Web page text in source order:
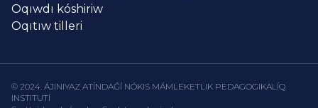
Oqıwdı kóshiriw
Oqıtıw tilleri
© 2024. ÁJINIYAZ ATÍNDAǴÍ NÓKIS MÁMLEKETLIK PEDAGOGIKALÍQ
INSTITUTÍ